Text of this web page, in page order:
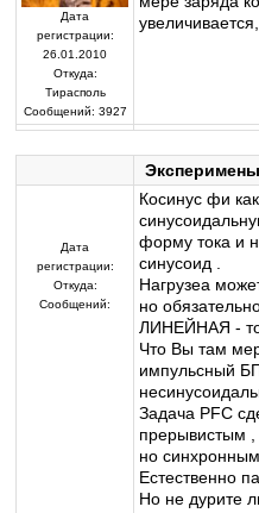
Дата
регистрации:
26.01.2010
Откуда:
Тирасполь
Сообщений: 3927
Дата
регистрации:
Откуда:
Сообщений:
Косинус фи
форму тока и
синусоид .
Нагрузеа
но
ЛИНЕЙНАЯ -
Что Вы там
импульсный
Задача PFC
прерывистым ,
но
Естественно
Но не дурите